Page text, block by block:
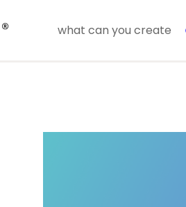
what can you create